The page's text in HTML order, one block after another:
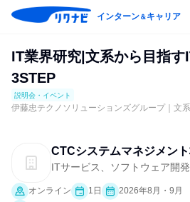
インターン＆キャリア
IT業界研究|文系から目指
3STEP
説明会・イベント
伊藤忠テクノソリューションズグループ｜文
CTCシステムマネジメン
ITサービス、ソフトウェア開
オンライン 1日
2026年8月・9月